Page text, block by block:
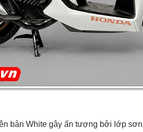
bản White gây ấn tượng bởi lớp